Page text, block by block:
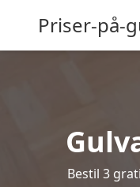
Priser-på-
Bestil 3